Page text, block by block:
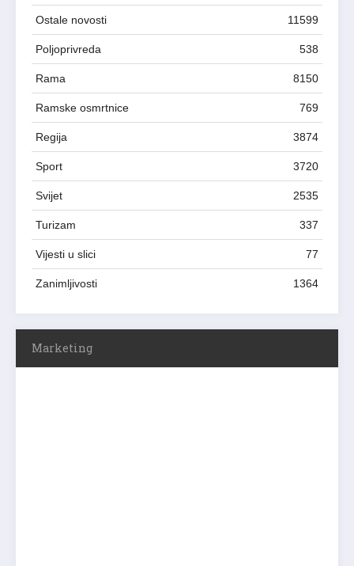
Ostale novosti 11599
Poljoprivreda 538
Rama 8150
Ramske osmrtnice 769
Regija 3874
Sport 3720
Svijet 2535
Turizam 337
Vijesti u slici 77
Zanimljivosti 1364
Marketing